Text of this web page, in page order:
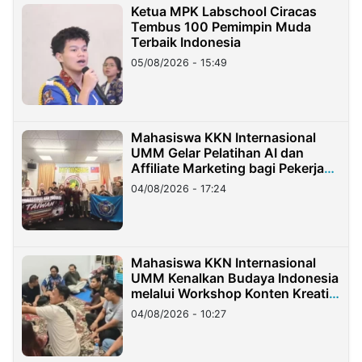
Ketua MPK Labschool Ciracas
Tembus 100 Pemimpin Muda
Terbaik Indonesia
05/08/2026 - 15:49
Mahasiswa KKN Internasional
UMM Gelar Pelatihan AI dan
Affiliate Marketing bagi Pekerja
Migran Indonesia di Taiwan
04/08/2026 - 17:24
Mahasiswa KKN Internasional
UMM Kenalkan Budaya Indonesia
melalui Workshop Konten Kreatif
di Taiwan
04/08/2026 - 10:27